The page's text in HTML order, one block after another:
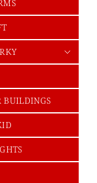
BUILDINGS